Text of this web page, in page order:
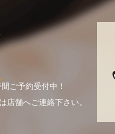
ご予約受付中！
店舗へご連絡下さい。